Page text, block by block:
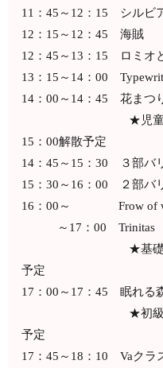
11：45～12：15 シルビ
12：15～12：45 海賊
12：45～13：15 ロミオ
13：15～14：00
14：00～14：45 花まつ
★児童・基礎（
15：00解散予定
14：45～15：30 ３部バ
15：30～16：00 ２部バ
16：00～ Frow of
～17：00 Trinitas
★基礎（コンテ
予定
17：00～17：45眠れる
★初級（Vaクラ
予定
17：45～18：10 Vaク